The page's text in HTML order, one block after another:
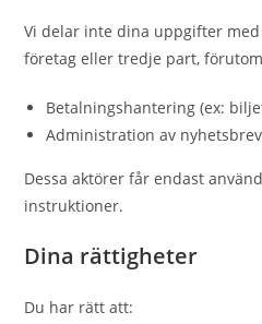
Vi delar inte dina uppgifter
företag eller tredje part,
Betalningshantering (ex:
Administration av
Dessa aktörer får endast
instruktioner.
Dina rättigheter
Du har rätt att: